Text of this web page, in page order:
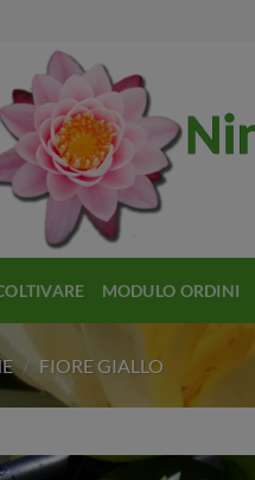
MODULO ORDINI
/ FIORE GIALLO